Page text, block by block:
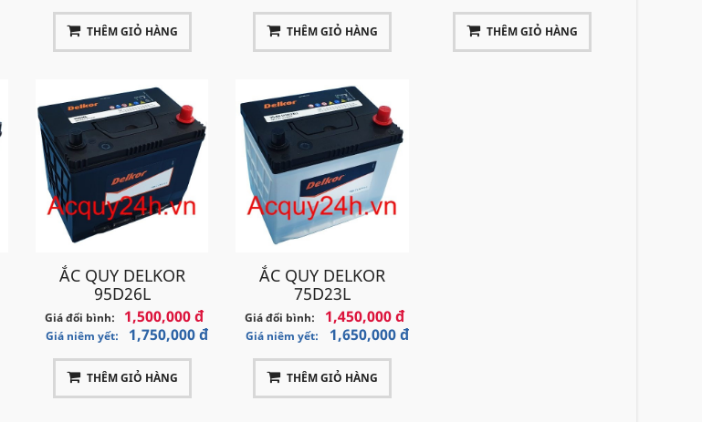
THÊM GIỎ HÀNG THÊM GIỎ HÀNG THÊM GIỎ HÀNG
ẮC QUY DELKOR
95D26L
Giá đổi bình: 1,500,000 đ
Giá niêm yết: 1,750,000 đ
THÊM GIỎ HÀNG
ẮC QUY DELKOR
75D23L
Giá đổi bình: 1,450,000 đ
Giá niêm yết: 1,650,000 đ
THÊM GIỎ HÀNG